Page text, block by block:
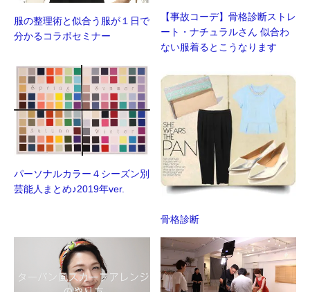
服の整理術と似合う服が１日で
分かるコラボセミナー
【事故コーデ】骨格診断ストレ
ート・ナチュラルさん 似合わ
ない服着るとこうなります
パーソナルカラー４シーズン別
芸能人まとめ♪2019年ver.
骨格診断